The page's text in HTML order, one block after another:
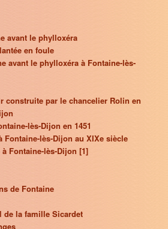
avant le phylloxéra
en foule
avant le phylloxéra à Fontaine-lès-
construite par le chancelier Rolin en
lès-Dijon en 1451
Fontaine-lès-Dijon au XIXe siècle
Fontaine-lès-Dijon [1]
de Fontaine
de la famille Sicardet